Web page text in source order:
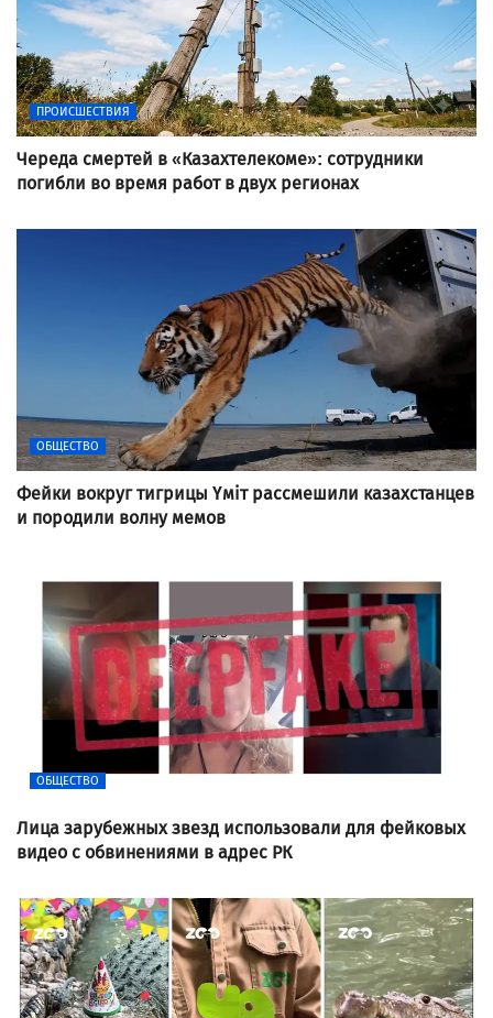
ПРОИСШЕСТВИЯ
Череда смертей в «Казахтелекоме»: сотрудники
погибли во время работ в двух регионах
ОБЩЕСТВО
Фейки вокруг тигрицы Үміт рассмешили казахстанцев
и породили волну мемов
ОБЩЕСТВО
Лица зарубежных звезд использовали для фейковых
видео с обвинениями в адрес РК